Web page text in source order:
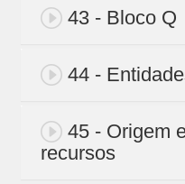
43 - Bloco Q
44 -
45 - Origem
recursos